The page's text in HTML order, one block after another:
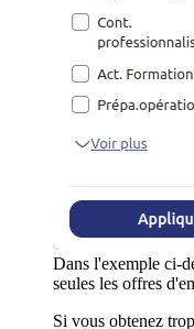
Dans l'exemple ci-
seules les offres
Si vous obtenez